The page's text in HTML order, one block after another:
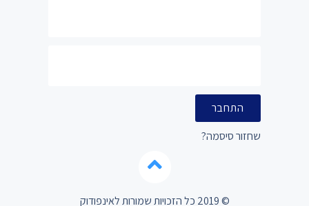
התחבר
שחזור סיסמה?
© 2019 כל הזכויות שמורות לאינפודוק